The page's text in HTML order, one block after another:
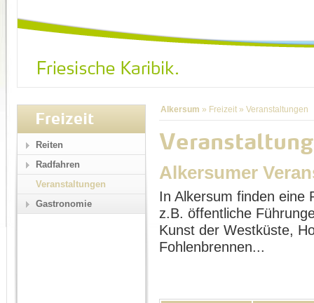
Alkersum » Freizeit » Veranstaltungen
Alkersumer
In Alkersum finden eine
z.B. öffentliche
Kunst der Westküste,
Fohlenbrennen...
Freizeit
Reiten
Radfahren
Veranstaltungen
Gastronomie